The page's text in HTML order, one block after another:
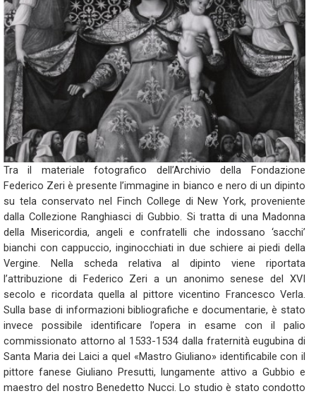
Tra il materiale fotografico dell’Archivio della Fondazione
Federico Zeri è presente l’immagine in bianco e nero di un dipinto
su tela conservato nel Finch College di New York, proveniente
dalla Collezione Ranghiasci di Gubbio. Si tratta di una Madonna
della Misericordia, angeli e confratelli che indossano ‘sacchi’
bianchi con cappuccio, inginocchiati in due schiere ai piedi della
Vergine. Nella scheda relativa al dipinto viene riportata
l’attribuzione di Federico Zeri a un anonimo senese del XVI
secolo e ricordata quella al pittore vicentino Francesco Verla.
Sulla base di informazioni bibliografiche e documentarie, è stato
invece possibile identificare l’opera in esame con il palio
commissionato attorno al 1533-1534 dalla fraternità eugubina di
Santa Maria dei Laici a quel «Mastro Giuliano» identificabile con il
pittore fanese Giuliano Presutti, lungamente attivo a Gubbio e
maestro del nostro Benedetto Nucci. Lo studio è stato condotto